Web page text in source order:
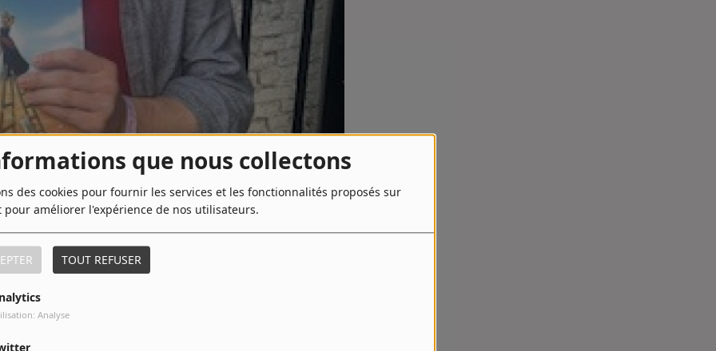
que nous collectons
des cookies pour fournir les services et les fonctionnalités proposés sur
pour améliorer l'expérience de nos utilisateurs.
TOUT REFUSER
Analyse
la terre semble murmurer des secrets millénaires. Avec sa
plonge dans une quête fascinante, entre rigueur historique et
la vie et l'obsession de Maria Reiche, cette "dame des